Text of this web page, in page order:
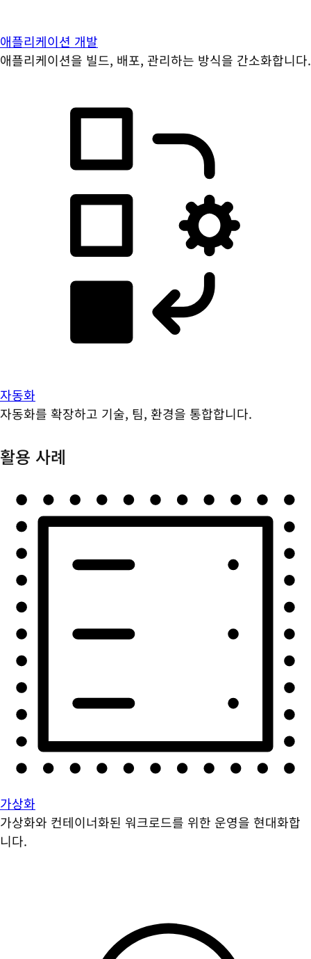
애플리케이션 개발
애플리케이션을 빌드, 배포, 관리하는 방식을 간소화합니다.
자동화
자동화를 확장하고 기술, 팀, 환경을 통합합니다.
활용 사례
가상화
가상화와 컨테이너화된 워크로드를 위한 운영을 현대화합
니다.